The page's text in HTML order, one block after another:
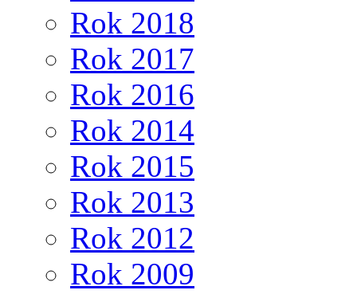
Rok 2018
Rok 2017
Rok 2016
Rok 2014
Rok 2015
Rok 2013
Rok 2012
Rok 2009